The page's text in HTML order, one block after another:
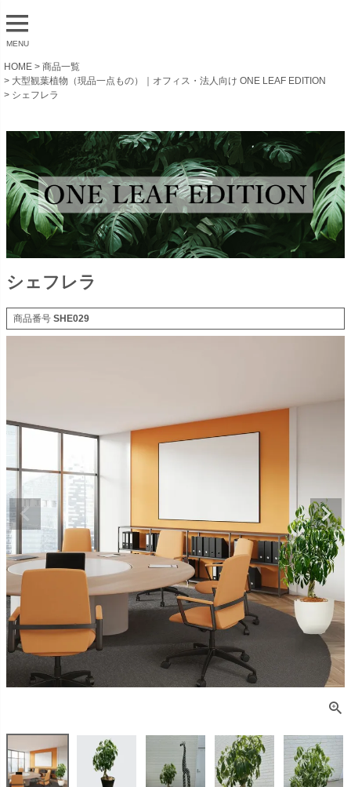
MENU
HOME
商品一覧
大型観葉植物（現品一点もの）｜オフィス・法人向け ONE LEAF EDITION
シェフレラ
シェフレラ
商品番号 SHE029